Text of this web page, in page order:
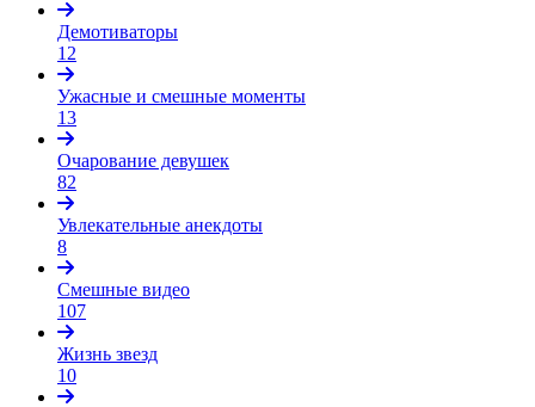
Демотиваторы
12
Ужасные и смешные моменты
13
Очарование девушек
82
Увлекательные анекдоты
8
Смешные видео
107
Жизнь звезд
10